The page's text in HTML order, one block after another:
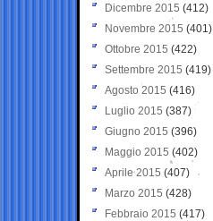
Dicembre 2015 (412)
Novembre 2015 (401)
Ottobre 2015 (422)
Settembre 2015 (419)
Agosto 2015 (416)
Luglio 2015 (387)
Giugno 2015 (396)
Maggio 2015 (402)
Aprile 2015 (407)
Marzo 2015 (428)
Febbraio 2015 (417)